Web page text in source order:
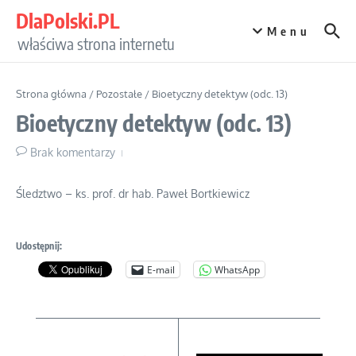
DlaPolski.PL
właściwa strona internetu
Menu
Strona główna / Pozostałe / Bioetyczny detektyw (odc. 13)
Bioetyczny detektyw (odc. 13)
Brak komentarzy
Śledztwo – ks. prof. dr hab. Paweł Bortkiewicz
Udostępnij:
E-mail WhatsApp